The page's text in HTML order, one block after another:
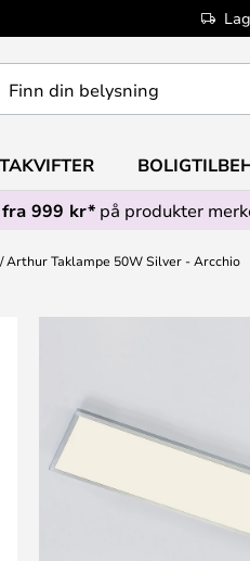
din
TAKVIFTER
999 kr*på produkter
Arthur Taklampe 50W Silver - Arcchio